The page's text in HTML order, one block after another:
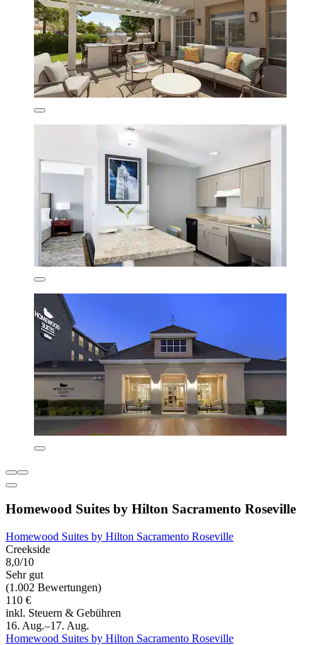
Homewood Suites by Hilton Sacramento Roseville
Homewood Suites by Hilton Sacramento Roseville
Creekside
8,0/10
Sehr gut
(1.002 Bewertungen)
110 €
inkl. Steuern & Gebühren
16. Aug.–17. Aug.
Homewood Suites by Hilton Sacramento Roseville